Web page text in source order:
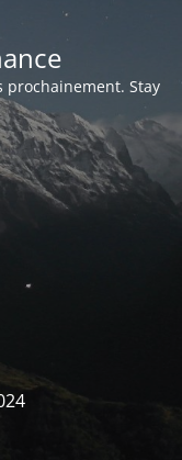
prochainement. Stay